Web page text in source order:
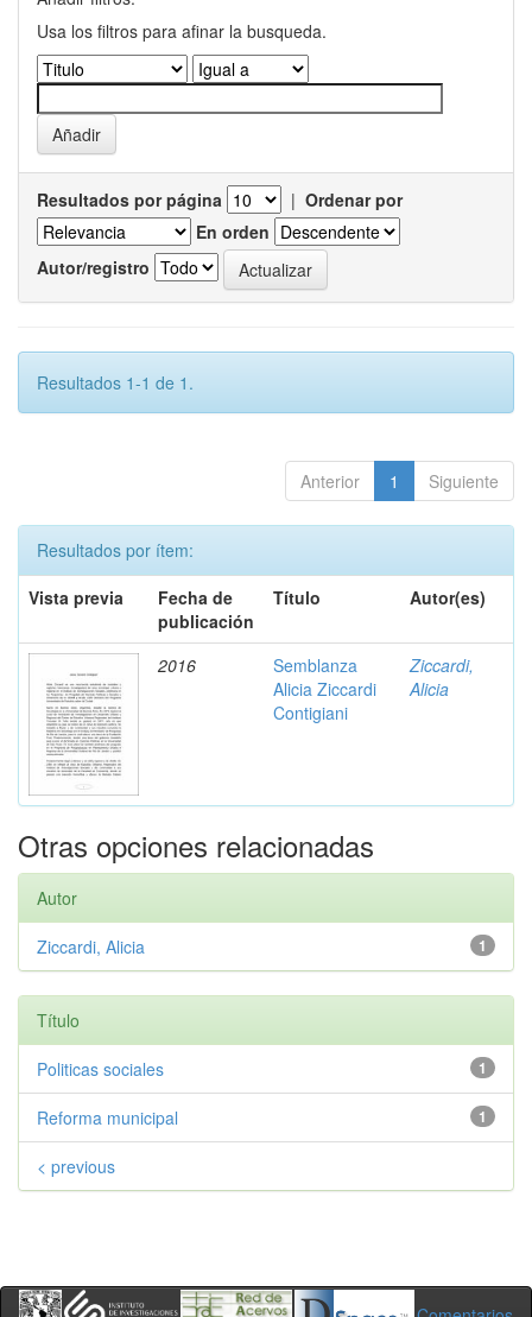
Usa los filtros para afinar la busqueda.
Resultados por página | Ordenar por
En orden
Autor/registro
Resultados 1-1 de 1.
Anterior 1 Siguiente
Resultados por ítem:
Vista previa
Fecha de
publicación
Título Autor(es)
2016
Semblanza
Alicia Ziccardi
Contigiani
Ziccardi,
Alicia
Otras opciones relacionadas
Autor
1
Ziccardi, Alicia
Título
1
Politicas sociales
1
Reforma municipal
< previous